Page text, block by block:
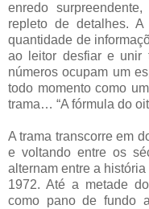
enredo
repleto de detalhes.
quantidade de
ao leitor desfiar e unir
números ocupam um
todo momento como
trama… “A fórmula do
A trama transcorre em
e voltando entre os
alternam entre a
1972. Até a metade
como pano de fundo